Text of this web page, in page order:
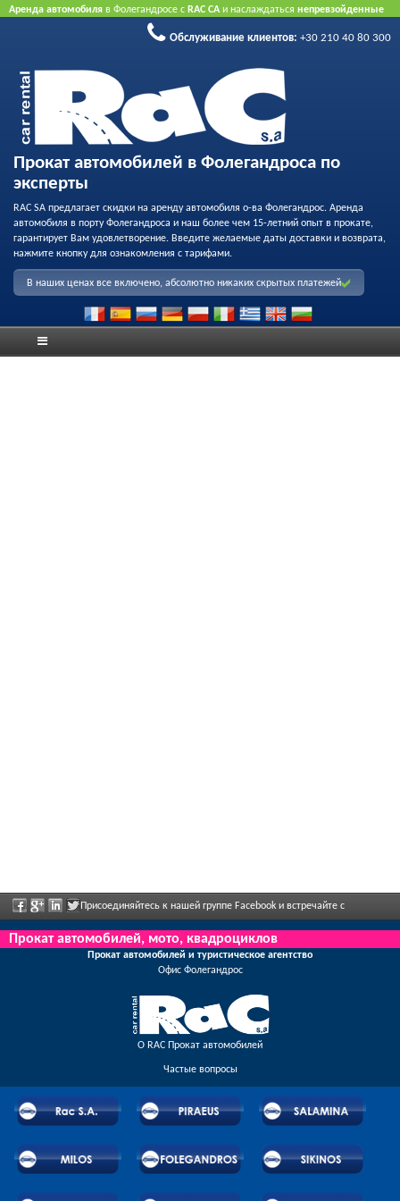
Аренда автомобиля в Фолегандросе с RAC CA и наслаждаться непревзойденные
вежливое обслуживание
принять преимущество нашего Интернет предлагает.Не нужна
Обслуживание клиентов: +30 210 40 80 300
Прокат автомобилей в Фолегандроса по
эксперты
RAC SA предлагает скидки на аренду автомобиля о-ва Фолегандрос. Аренда
автомобиля в порту Фолегандроса и наш более чем 15-летний опыт в прокате,
гарантирует Вам удовлетворение. Введите желаемые даты доставки и возврата,
нажмите кнопку для ознакомления с тарифами.
В наших ценах все включено, абсолютно никаких скрытых платежей
Присоединяйтесь к нашей группе Facebook и встречайте с
сотрудниками, отправьте нам ваши отзывы, и воспользуйтесь грандиозными
скидками и предложениями, которые регулярно объявлены.
Прокат автомобилей, мото, квадроциклов
Прокат автомобилей и туристическое агентство
Oфис Фолегандрос
О RAC Прокат автомобилей
Частые вопросы